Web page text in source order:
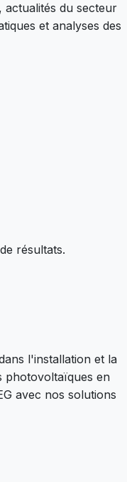
du secteur
et analyses des
résultats.
l'installation et la
photovoltaïques en
avec nos solutions